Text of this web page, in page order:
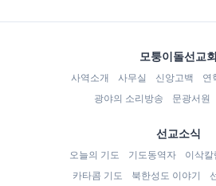
모퉁이돌선교회
사역소개 사무실 신앙고백 연
광야의 소리방송
문광서원
선교소식
오늘의 기도 기도동역자 이삭칼
카타콤 기도
북한성도 이야기